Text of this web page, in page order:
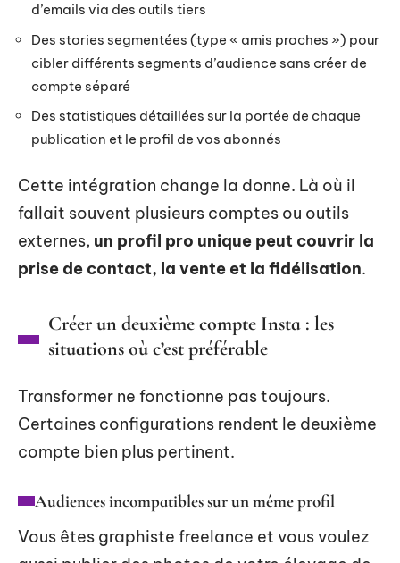
d’emails via des outils tiers
Des stories segmentées (type « amis proches ») pour
cibler différents segments d’audience sans créer de
compte séparé
Des statistiques détaillées sur la portée de chaque
publication et le profil de vos abonnés
Cette intégration change la donne. Là où il
fallait souvent plusieurs comptes ou outils
externes, un profil pro unique peut couvrir la
prise de contact, la vente et la fidélisation.
Créer un deuxième compte Insta : les
situations où c’est préférable
Transformer ne fonctionne pas toujours.
Certaines configurations rendent le deuxième
compte bien plus pertinent.
Audiences incompatibles sur un même profil
Vous êtes graphiste freelance et vous voulez